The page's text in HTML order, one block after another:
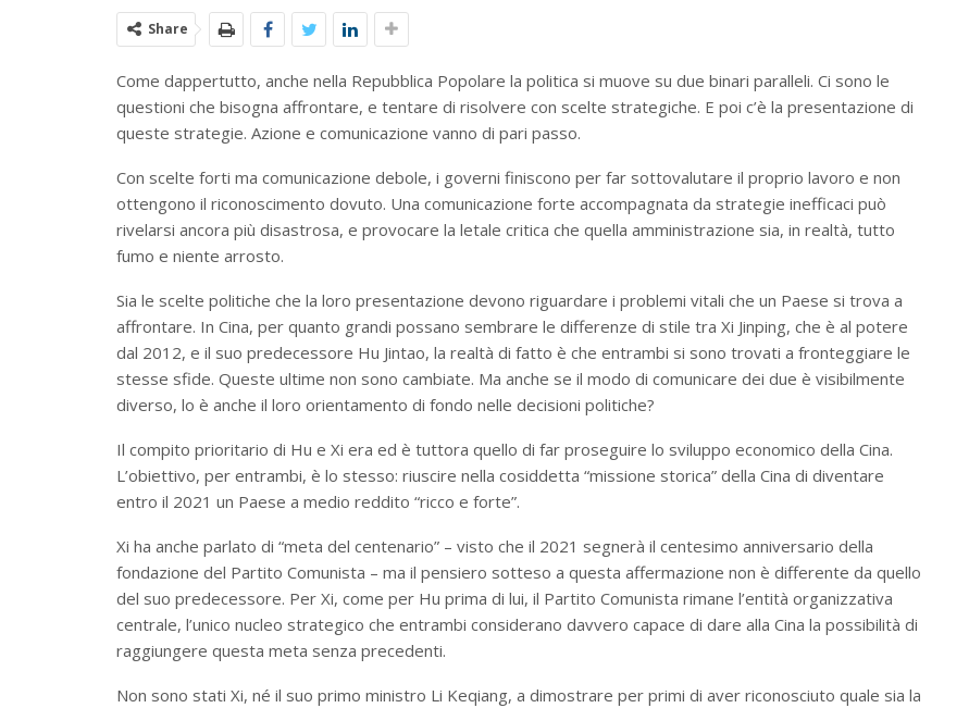
Share
Come dappertutto, anche nella Repubblica Popolare la politica si muove su due binari paralleli. Ci sono le
questioni che bisogna affrontare, e tentare di risolvere con scelte strategiche. E poi c’è la presentazione di
queste strategie. Azione e comunicazione vanno di pari passo.
Con scelte forti ma comunicazione debole, i governi finiscono per far sottovalutare il proprio lavoro e non
ottengono il riconoscimento dovuto. Una comunicazione forte accompagnata da strategie inefficaci può
rivelarsi ancora più disastrosa, e provocare la letale critica che quella amministrazione sia, in realtà, tutto
fumo e niente arrosto.
Sia le scelte politiche che la loro presentazione devono riguardare i problemi vitali che un Paese si trova a
affrontare. In Cina, per quanto grandi possano sembrare le differenze di stile tra Xi Jinping, che è al potere
dal 2012, e il suo predecessore Hu Jintao, la realtà di fatto è che entrambi si sono trovati a fronteggiare le
stesse sfide. Queste ultime non sono cambiate. Ma anche se il modo di comunicare dei due è visibilmente
diverso, lo è anche il loro orientamento di fondo nelle decisioni politiche?
Il compito prioritario di Hu e Xi era ed è tuttora quello di far proseguire lo sviluppo economico della Cina.
L’obiettivo, per entrambi, è lo stesso: riuscire nella cosiddetta “missione storica” della Cina di diventare
entro il 2021 un Paese a medio reddito “ricco e forte”.
Xi ha anche parlato di “meta del centenario” – visto che il 2021 segnerà il centesimo anniversario della
fondazione del Partito Comunista – ma il pensiero sotteso a questa affermazione non è differente da quello
del suo predecessore. Per Xi, come per Hu prima di lui, il Partito Comunista rimane l’entità organizzativa
centrale, l’unico nucleo strategico che entrambi considerano davvero capace di dare alla Cina la possibilità di
raggiungere questa meta senza precedenti.
Non sono stati Xi, né il suo primo ministro Li Keqiang, a dimostrare per primi di aver riconosciuto quale sia la